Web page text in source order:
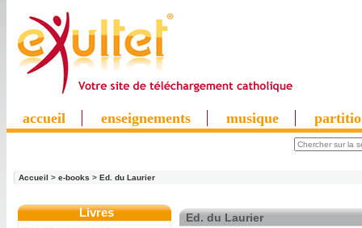
accueil enseignements musique
Accueil > e-books > Ed. du Laurier
Livres Ed. du Laurier